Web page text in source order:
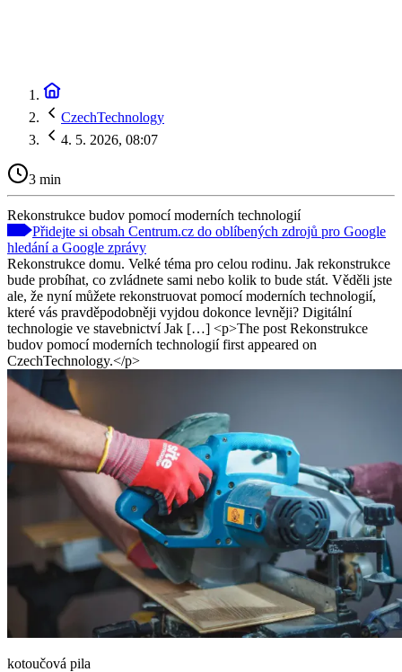
CzechTechnology
4. 5. 2026, 08:07
3 min
Rekonstrukce budov pomocí moderních technologií
Přidejte si obsah Centrum.cz do oblíbených zdrojů pro Google
hledání a Google zprávy
Rekonstrukce domu. Velké téma pro celou rodinu. Jak rekonstrukce
bude probíhat, co zvládnete sami nebo kolik to bude stát. Věděli jste
ale, že nyní můžete rekonstruovat pomocí moderních technologií,
které vás pravděpodobněji vyjdou dokonce levněji? Digitální
technologie ve stavebnictví Jak […] <p>The post Rekonstrukce
budov pomocí moderních technologií first appeared on
CzechTechnology.</p>
kotoučová pila